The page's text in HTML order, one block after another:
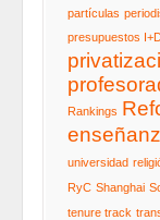
partículas
presupuestos
Rankings
universidad
RyC Shanghai
tenure track